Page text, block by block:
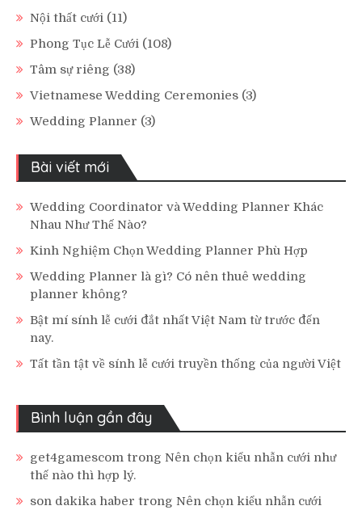
Nội thất cưới (11)
Phong Tục Lễ Cưới (108)
Tâm sự riêng (38)
Vietnamese Wedding Ceremonies (3)
Wedding Planner (3)
Bài viết mới
Wedding Coordinator và Wedding Planner Khác
Nhau Như Thế Nào?
Kinh Nghiệm Chọn Wedding Planner Phù Hợp
Wedding Planner là gì? Có nên thuê wedding
planner không?
Bật mí sính lễ cưới đắt nhất Việt Nam từ trước đến
nay.
Tất tần tật về sính lễ cưới truyền thống của người Việt
Bình luận gần đây
get4gamescom trong Nên chọn kiểu nhẫn cưới như
thế nào thì hợp lý.
son dakika haber trong Nên chọn kiểu nhẫn cưới